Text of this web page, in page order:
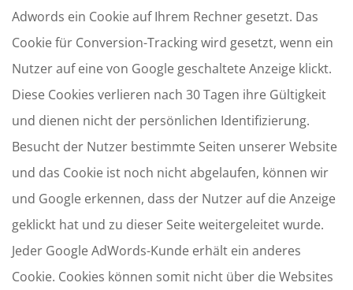
Adwords ein Cookie auf Ihrem Rechner gesetzt. Das
Cookie für Conversion-Tracking wird gesetzt, wenn ein
Nutzer auf eine von Google geschaltete Anzeige klickt.
Diese Cookies verlieren nach 30 Tagen ihre Gültigkeit
und dienen nicht der persönlichen Identifizierung.
Besucht der Nutzer bestimmte Seiten unserer Website
und das Cookie ist noch nicht abgelaufen, können wir
und Google erkennen, dass der Nutzer auf die Anzeige
geklickt hat und zu dieser Seite weitergeleitet wurde.
Jeder Google AdWords-Kunde erhält ein anderes
Cookie. Cookies können somit nicht über die Websites